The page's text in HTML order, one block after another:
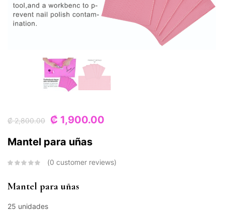
₡2,800.00 ₡ 1,900.00
Mantel para uñas
0 customer reviews
Mantel para uñas
25 unidades